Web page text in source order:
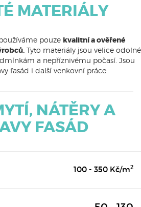
MATERIÁLY
pouze kvalitní a ověřené
Tyto materiály jsou velice odolné
a nepříznivému počasí. Jsou
fasád i další venkovní práce.
NÁTĚRY A
FASÁD
100 - 350 Kč/m2